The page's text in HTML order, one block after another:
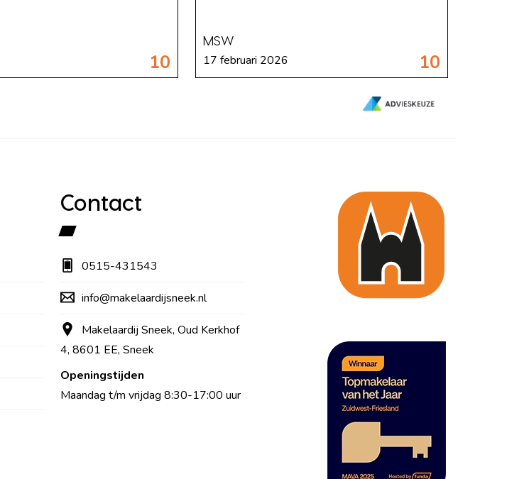
10
MSW
17 februari 2026 10
Contact
0515-431543
info@makelaardijsneek.nl
Makelaardij Sneek, Oud Kerkhof
4, 8601 EE, Sneek
Openingstijden
Maandag t/m vrijdag 8:30-17:00 uur